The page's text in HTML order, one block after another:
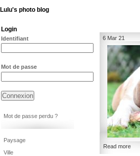
Lulu's photo blog
6 Mar 21
Read more
Login
Identifiant
Mot de passe
Mot de passe perdu ?
Paysage
Ville